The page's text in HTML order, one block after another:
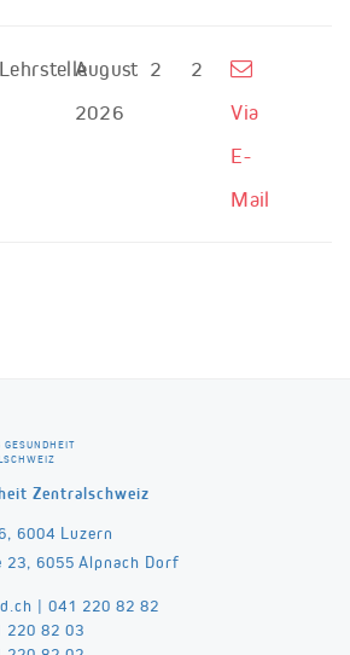
LehrstelleAugust
2026
2
2
Via
E-
Mail
GESUNDHEIT
Zentralschweiz
6004 Luzern
6055 Alpnach Dorf
| 041 220 82 82
220 82 03